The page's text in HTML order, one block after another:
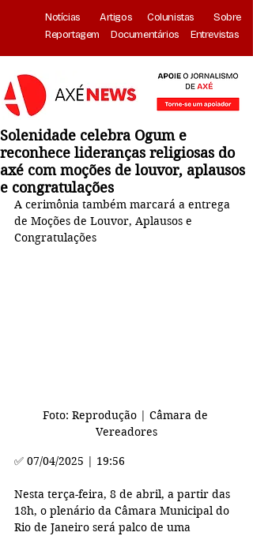
Notícias Artigos Colunistas
Sobre
Reportagem
Documentários Entrevistas
Solenidade celebra Ogum e
reconhece lideranças religiosas do
axé com moções de louvor, aplausos
e congratulações
A cerimônia também marcará a entrega
de Moções de Louvor, Aplausos e
Congratulações
Foto: Reprodução | Câmara de
Vereadores
✅ 07/04/2025 | 19:56
Nesta terça-feira, 8 de abril, a partir das
18h, o plenário da Câmara Municipal do
Rio de Janeiro será palco de uma